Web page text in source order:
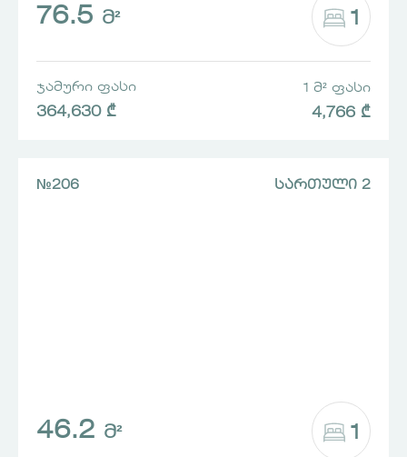
76.5 Მ² 1
ᲯᲐᲛᲣᲠᲘ ᲤᲐᲡᲘ
364,630 ₾
1 Მ² ᲤᲐᲡᲘ
4,766 ₾
№206 ᲡᲐᲠᲗᲣᲚᲘ 2
46.2 Მ² 1